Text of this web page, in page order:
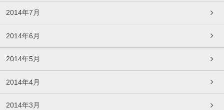
2014年7月
2014年6月
2014年5月
2014年4月
2014年3月